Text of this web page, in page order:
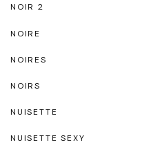
NOIR 2
NOIRE
NOIRES
NOIRS
NUISETTE
NUISETTE SEXY